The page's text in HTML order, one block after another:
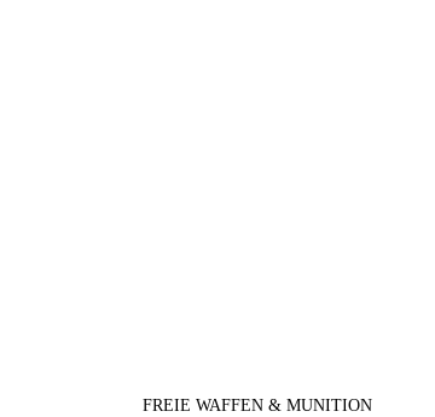
FREIE WAFFEN & MUNITION